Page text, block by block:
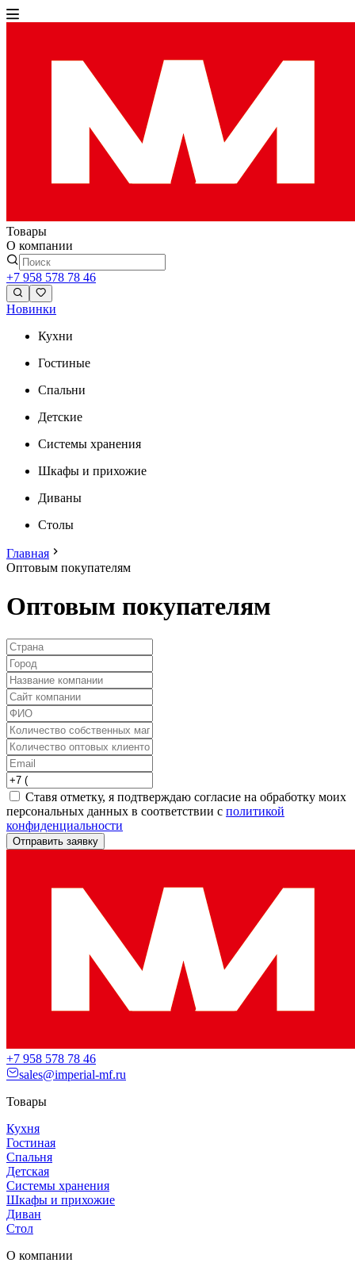
Товары
О компании
+7 958 578 78 46
Новинки
Кухни
Гостиные
Спальни
Детские
Системы хранения
Шкафы и прихожие
Диваны
Столы
Главная
Оптовым покупателям
Оптовым покупателям
Ставя отметку, я подтверждаю согласие на обработку моих
персональных данных в соответствии с политикой
конфиденциальности
Отправить заявку
+7 958 578 78 46
sales@imperial-mf.ru
Товары
Кухня
Гостиная
Спальня
Детская
Системы хранения
Шкафы и прихожие
Диван
Стол
О компании